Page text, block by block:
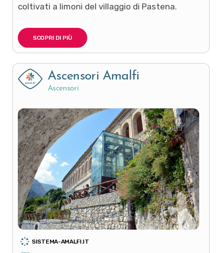
coltivati a limoni del villaggio di Pastena.
SCOPRI DI PIÙ
Ascensori Amalfi
Ascensori
SISTEMA-AMALFI.IT